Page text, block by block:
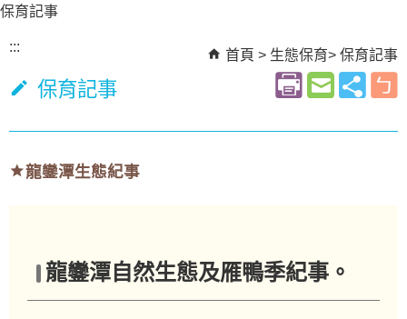
保育記事
:::
首頁 生態保育 保育記事
保育記事
龍鑾潭生態紀事
龍鑾潭自然生態及雁鴨季紀事。